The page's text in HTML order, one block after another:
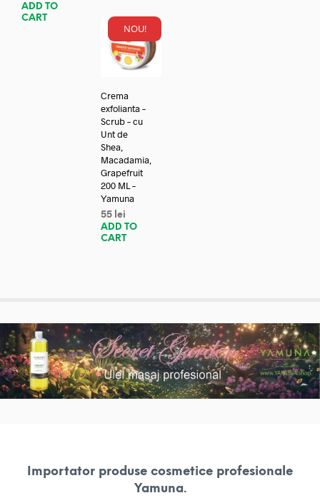
ADD TO
CART
NOU!
Crema
exfolianta –
Scrub – cu
Unt de
Shea,
Macadamia,
Grapefruit
200 ML –
Yamuna
55 lei
ADD TO
CART
Importator produse cosmetice profesionale
Yamuna.